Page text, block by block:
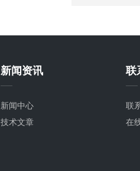
新闻资讯
新闻中心
技术文章
联
联
在